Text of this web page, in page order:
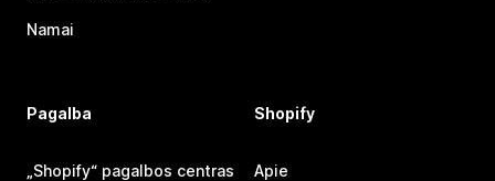
Namai
Pagalba
„Shopify“ pagalbos centras
Shopify
Apie